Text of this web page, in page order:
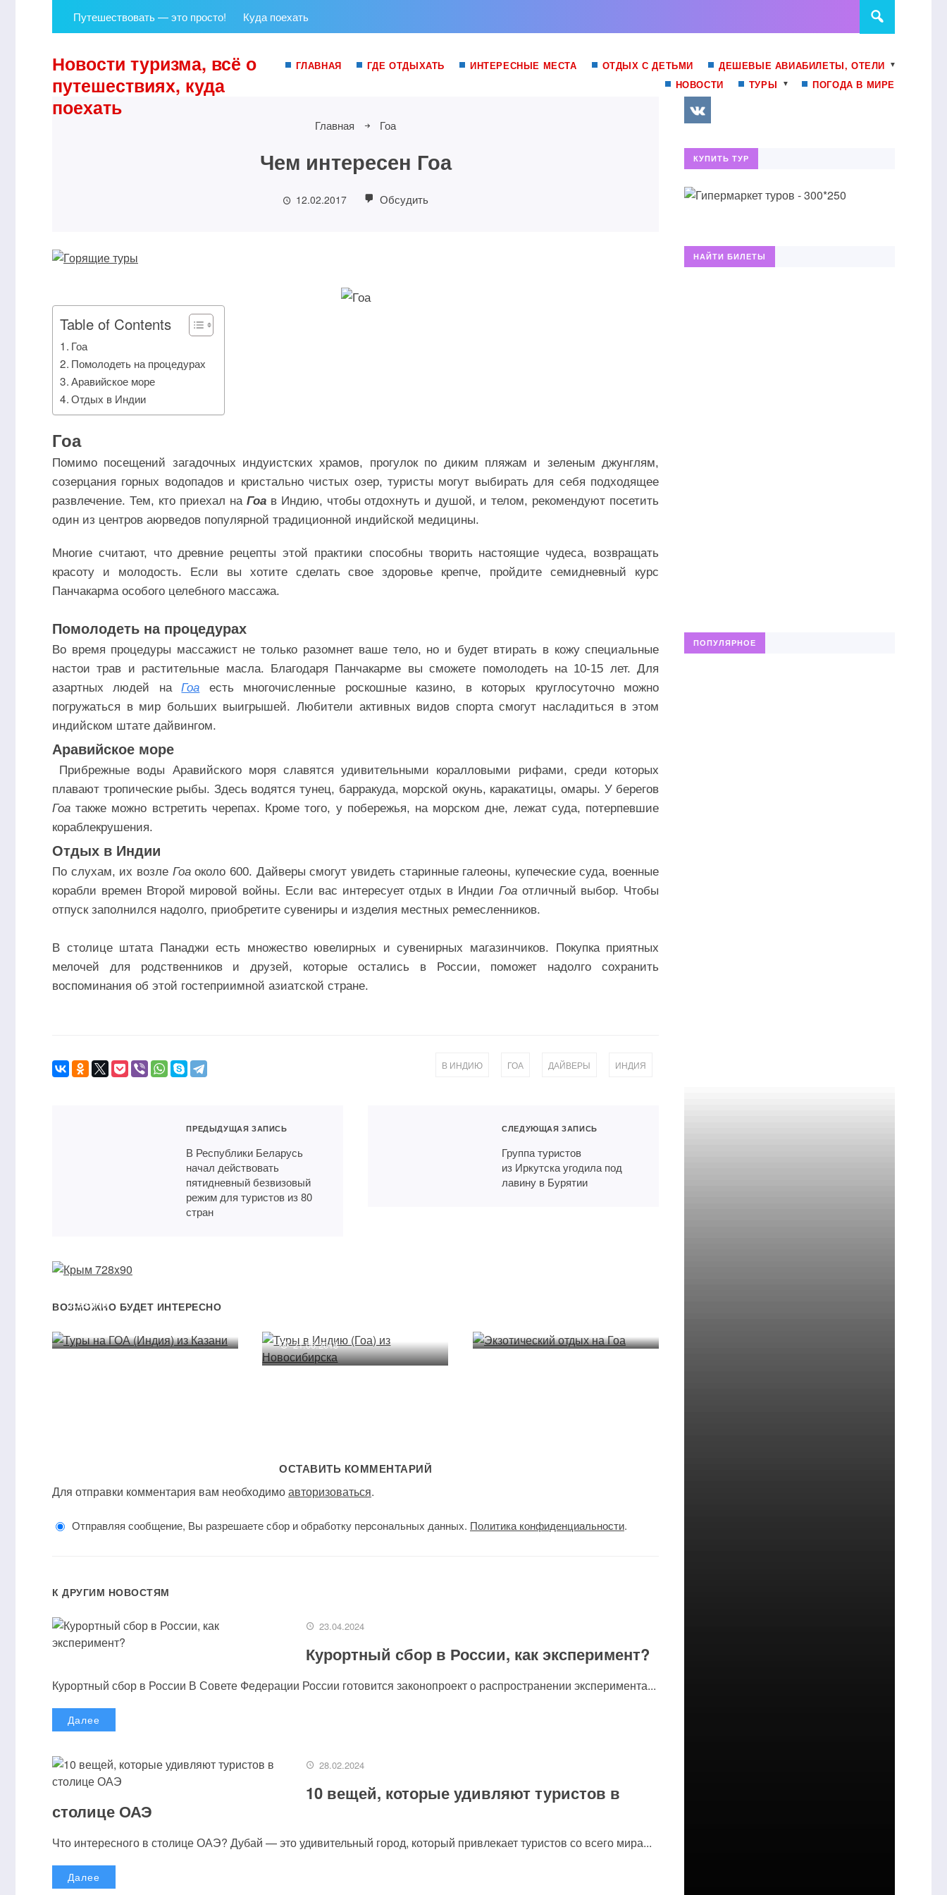
Путешествовать — это просто! Куда поехать
Новости туризма, всё о
путешествиях, куда
поехать
ГЛАВНАЯ ГДЕ ОТДЫХАТЬ ИНТЕРЕСНЫЕ МЕСТА ОТДЫХ С ДЕТЬМИ
ДЕШЕВЫЕ АВИАБИЛЕТЫ, ОТЕЛИ
НОВОСТИ
ТУРЫ ПОГОДА В МИРЕ
Главная Гоа
Чем интересен Гоа
12.02.2017 Обсудить
Table of Contents
Гоа
Помолодеть на процедурах
Аравийское море
Отдых в Индии
Гоа
Помимо посещений загадочных индуистских храмов, прогулок по диким пляжам и зеленым джунглям,
созерцания горных водопадов и кристально чистых озер, туристы могут выбирать для себя подходящее
развлечение. Тем, кто приехал на Гоав Индию, чтобы отдохнуть и душой, и телом, рекомендуют посетить
один из центров аюрведов популярной традиционной индийской медицины.
Многие считают, что древние рецепты этой практики способны творить настоящие чудеса, возвращать
красоту и молодость. Если вы хотите сделать свое здоровье крепче, пройдите семидневный курс
Панчакарма особого целебного массажа.
Помолодеть на процедурах
Во время процедуры массажист не только разомнет ваше тело, но и будет втирать в кожу специальные
настои трав и растительные масла. Благодаря Панчакарме вы сможете помолодеть на 10-15 лет. Для
азартных людей наГоа есть многочисленные роскошные казино, в которых круглосуточно можно
погружаться в мир больших выигрышей. Любители активных видов спорта смогут насладиться в этом
индийском штате дайвингом.
Аравийское море
Прибрежные воды Аравийского моря славятся удивительными коралловыми рифами, среди которых
плавают тропические рыбы. Здесь водятся тунец, барракуда, морской окунь, каракатицы, омары. У берегов
Гоа также можно встретить черепах. Кроме того, у побережья, на морском дне, лежат суда, потерпевшие
кораблекрушения.
Отдых в Индии
По слухам, их возле Гоаоколо 600. Дайверы смогут увидеть старинные галеоны, купеческие суда, военные
корабли времен Второй мировой войны. Если вас интересует отдых в Индии Гоаотличный выбор. Чтобы
отпуск заполнился надолго, приобретите сувениры и изделия местных ремесленников.
В столице штата Панаджи есть множество ювелирных и сувенирных магазинчиков. Покупка приятных
мелочей для родственников и друзей, которые остались в России, поможет надолго сохранить
воспоминания об этой гостеприимной азиатской стране.
В ИНДИЮ ГОА ДАЙВЕРЫ ИНДИЯ
ПРЕДЫДУЩАЯ ЗАПИСЬ
В Республики Беларусь
начал действовать
пятидневный безвизовый
режим для туристов из 80
стран
СЛЕДУЮЩАЯ ЗАПИСЬ
Группа туристов
из Иркутска угодила под
лавину в Бурятии
ВОЗМОЖНО БУДЕТ ИНТЕРЕСНО
Казани
21.06.2013
ОСТАВИТЬ КОММЕНТАРИЙ
Для отправки комментария вам необходимоавторизоваться.
Отправляя сообщение, Вы разрешаете сбор и обработку персональных данных. Политика конфиденциальности.
К ДРУГИМ НОВОСТЯМ
23.04.2024
Курортный сбор в России, как эксперимент?
Курортный сбор в России В Совете Федерации России готовится законопроект о распространении эксперимента...
Далее
28.02.2024
10 вещей, которые удивляют туристов в
столице ОАЭ
Что интересного в столице ОАЭ? Дубай — это удивительный город, который привлекает туристов со всего мира...
Далее
КУПИТЬ ТУР
НАЙТИ БИЛЕТЫ
ПОПУЛЯРНОЕ